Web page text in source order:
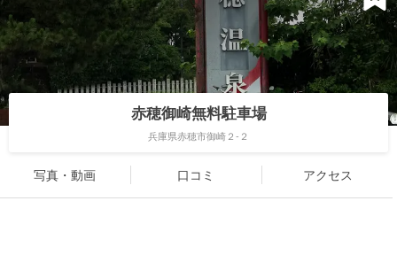
赤穂御崎無料駐車場
兵庫県赤穂市御崎２-２
写真・動画 口コミ アクセス